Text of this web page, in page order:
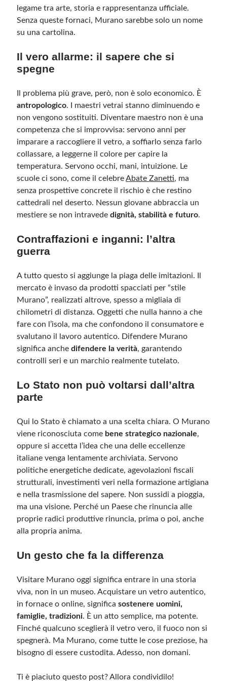
legame tra arte, storia e rappresentanza ufficiale.
Senza queste fornaci, Murano sarebbe solo un nome
su una cartolina.
Il vero allarme: il sapere che si
spegne
Il problema più grave, però, non è solo economico. È
antropologico. I maestri vetrai stanno diminuendo e
non vengono sostituiti. Diventare maestro non è una
competenza che si improvvisa: servono anni per
imparare a raccogliere il vetro, a soffiarlo senza farlo
collassare, a leggerne il colore per capire la
temperatura. Servono occhi, mani, intuizione. Le
scuole ci sono, come il celebreAbate Zanetti, ma
senza prospettive concrete il rischio è che restino
cattedrali nel deserto. Nessun giovane abbraccia un
mestiere se non intravededignità, stabilità e futuro.
Contraffazioni e inganni: l’altra
guerra
A tutto questo si aggiunge la piaga delle imitazioni. Il
mercato è invaso da prodotti spacciati per “stile
Murano”, realizzati altrove, spesso a migliaia di
chilometri di distanza. Oggetti che nulla hanno a che
fare con l’isola, ma che confondono il consumatore e
svalutano il lavoro autentico. Difendere Murano
significa anchedifendere la verità, garantendo
controlli seri e un marchio realmente tutelato.
Lo Stato non può voltarsi dall’altra
parte
Qui lo Stato è chiamato a una scelta chiara. O Murano
viene riconosciuta come bene strategico nazionale,
oppure si accetta l’idea che una delle eccellenze
italiane venga lentamente archiviata. Servono
politiche energetiche dedicate, agevolazioni fiscali
strutturali, investimenti veri nella formazione artigiana
e nella trasmissione del sapere. Non sussidi a pioggia,
ma una visione. Perché un Paese che rinuncia alle
proprie radici produttive rinuncia, prima o poi, anche
alla propria anima.
Un gesto che fa la differenza
Visitare Murano oggi significa entrare in una storia
viva, non in un museo. Acquistare un vetro autentico,
in fornace o online, significasostenere uomini,
famiglie, tradizioni. È un atto semplice, ma potente.
Finché qualcuno sceglierà il vetro vero, il fuoco non si
spegnerà. Ma Murano, come tutte le cose preziose, ha
bisogno di essere custodita. Adesso, non domani.
Ti è piaciuto questo post? Allora condividilo!